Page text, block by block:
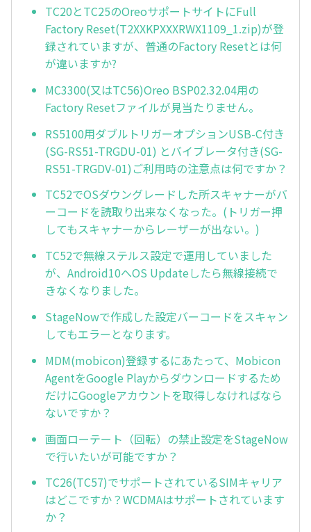
TC20とTC25のOreoサポートサイトにFull
Factory Reset(T2XXKPXXXRWX1109_1.zip)が登
録されていますが、普通のFactory Resetとは何
が違いますか?
MC3300(又はTC56)Oreo BSP02.32.04用の
Factory Resetファイルが見当たりません。
RS5100用ダブルトリガーオプションUSB-C付き
(SG-RS51-TRGDU-01) とバイブレータ付き(SG-
RS51-TRGDV-01)ご利用時の注意点は何ですか？
TC52でOSダウングレードした所スキャナーがバ
ーコードを読取り出来なくなった。(トリガー押
してもスキャナーからレーザーが出ない。)
TC52で無線ステルス設定で運用していました
が、Android10へOS Updateしたら無線接続で
きなくなりました。
StageNowで作成した設定バーコードをスキャン
してもエラーとなります。
MDM(mobicon)登録するにあたって、Mobicon
AgentをGoogle Playからダウンロードするため
だけにGoogleアカウントを取得しなければなら
ないですか？
画面ローテート（回転）の禁止設定をStageNow
で行いたいが可能ですか？
TC26(TC57)でサポートされているSIMキャリア
はどこですか？WCDMAはサポートされています
か？